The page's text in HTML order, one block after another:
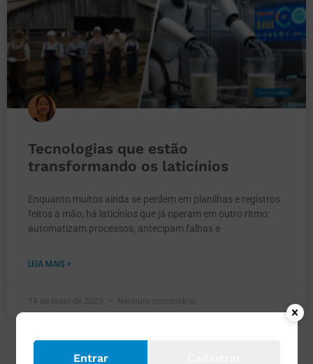
Tecnologias que estão
transformando os laticínios
Enquanto muitos ainda se perdem em planilhas e registros
feitos à mão, há laticínios que já operam em outro ritmo:
automatizam processos, antecipam falhas e
LEIA MAIS »
14 de maio de 2025 Nenhum comentário
Entrar